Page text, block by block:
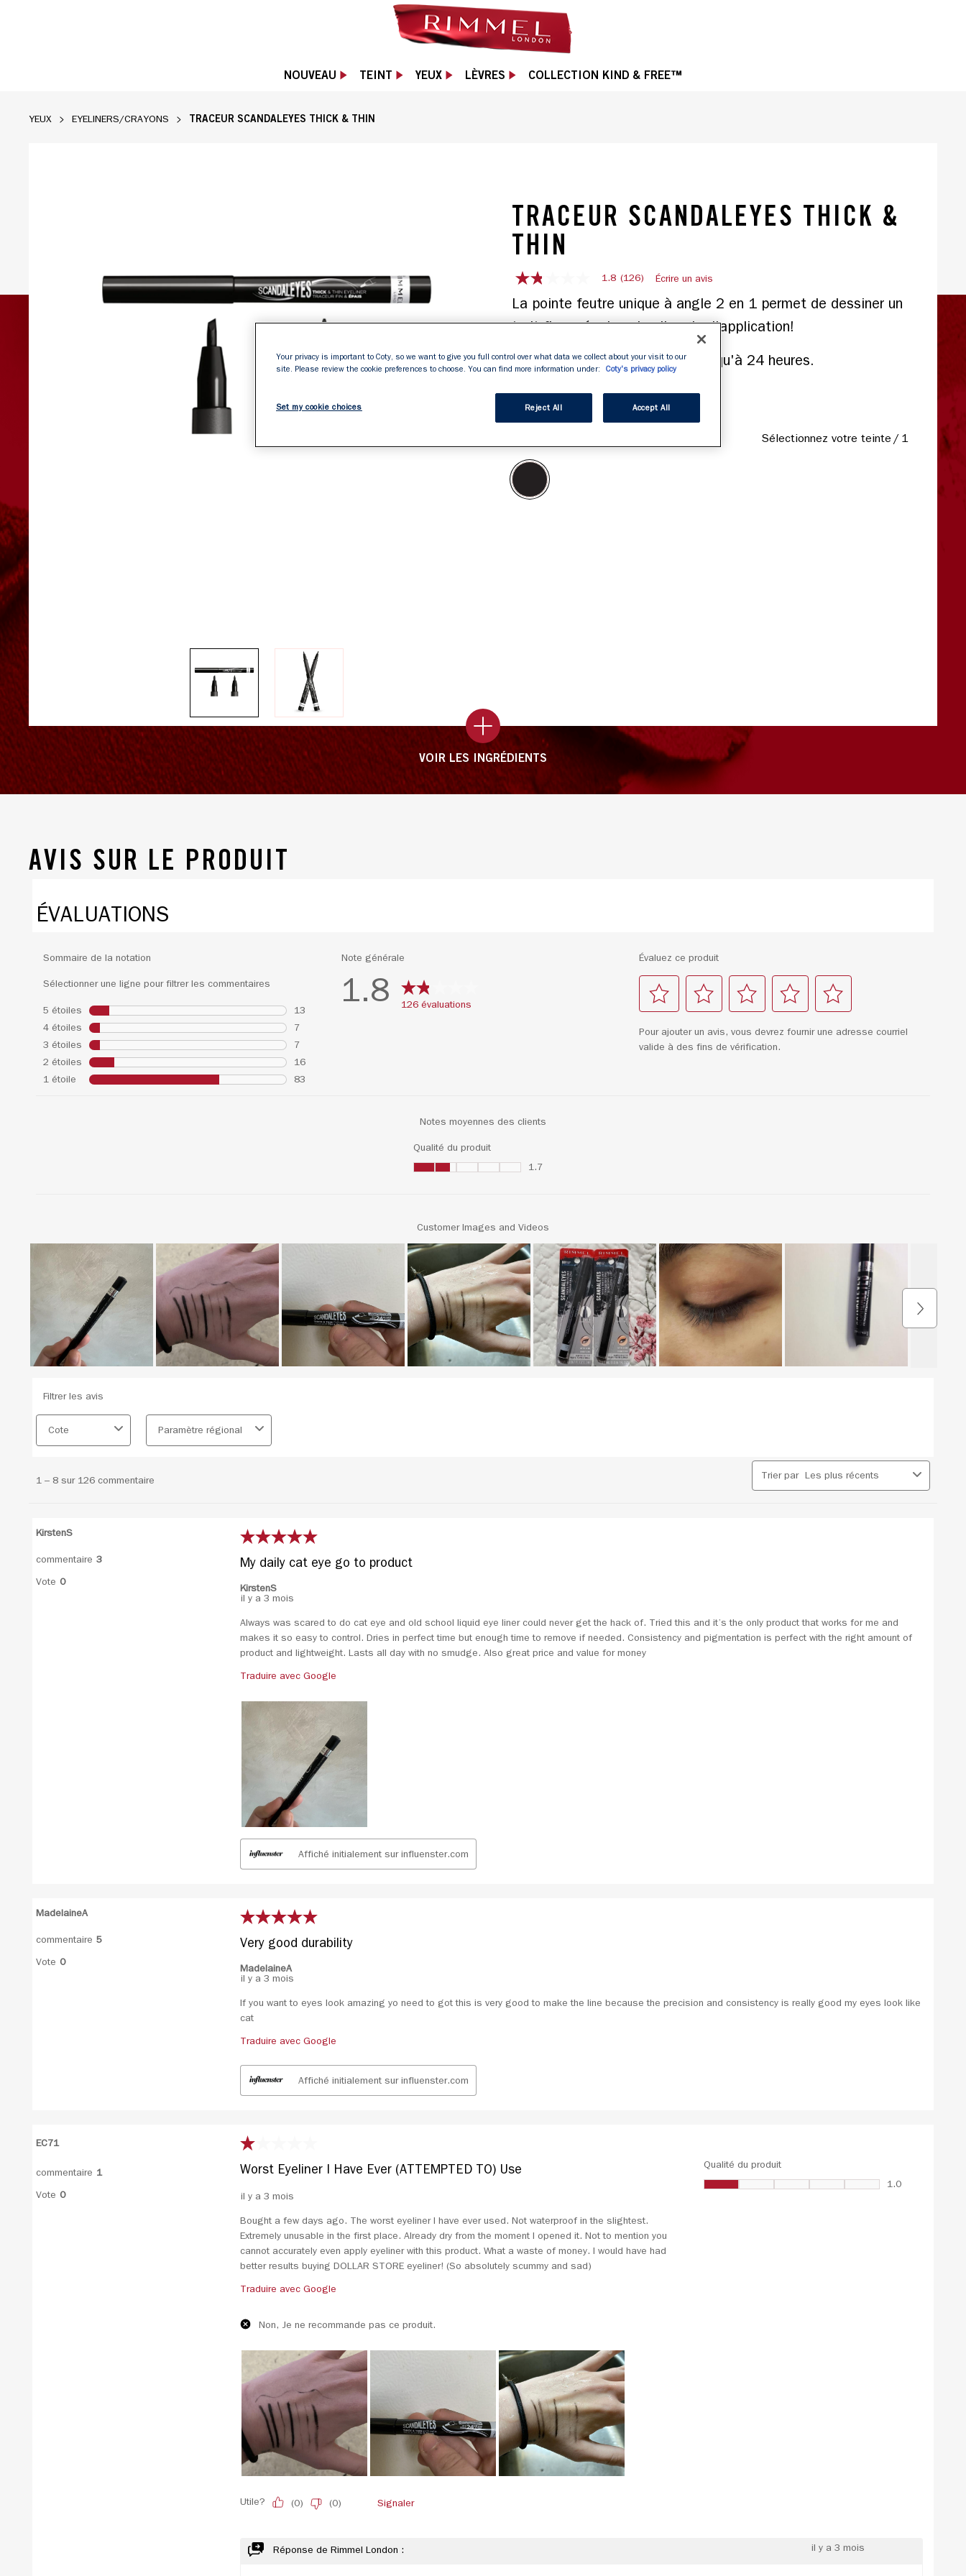
NOUVEAU TEINT YEUX LÈVRES COLLECTION KIND & FREE™
YEUX EYELINERS/CRAYONS TRACEUR SCANDALEYES THICK & THIN
TRACEUR SCANDALEYES THICK &
THIN
1.8
of
rating
value.
Read
Lien
vers
même
1.8 (126) Écrire un avis
La pointe feutre unique à angle 2 en 1 permet de dessiner un
Noir intense, longue tenue jusqu'à 24 heures.
Sélectionnez votre teinte / 1
VOIR LES INGRÉDIENTS
AVIS SUR LE PRODUIT
Your privacy is important to Coty, so we want to give you full control over what data we collect about your visit to our
site. Please review the cookie preferences to choose. You can find more information under:
Coty's privacy policy
Set my cookie choices Reject All Accept All